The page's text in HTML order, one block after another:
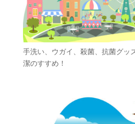
手洗い、ウガイ、殺菌、抗菌グッ
潔のすすめ！